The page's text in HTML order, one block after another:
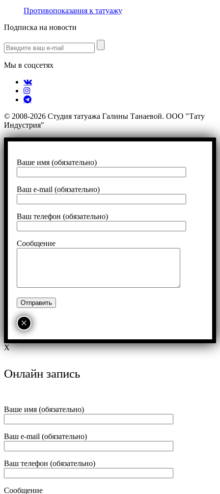
Противопоказания к татуажу
Подписка на новости
Мы в соцсетях
© 2008-2026 Студия татуажа Галины Танаевой. ООО "Тату
Индустрия"
Ваше имя (обязательно)
Ваш e-mail (обязательно)
Ваш телефон (обязательно)
Сообщение
×
X
Онлайн запись
Ваше имя (обязательно)
Ваш e-mail (обязательно)
Ваш телефон (обязательно)
Сообщение